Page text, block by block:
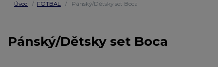
Úvod FOTBAL Pánský/Dětsky set Boca
Pánský/Dětsky set Boca